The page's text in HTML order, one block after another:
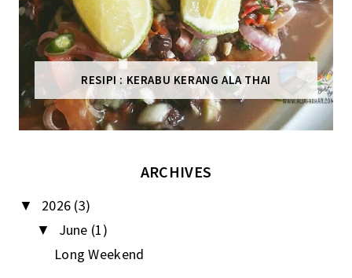
RESIPI : KERABU KERANG ALA THAI
ARCHIVES
▼ 2026 (3)
▼ June (1)
Long Weekend